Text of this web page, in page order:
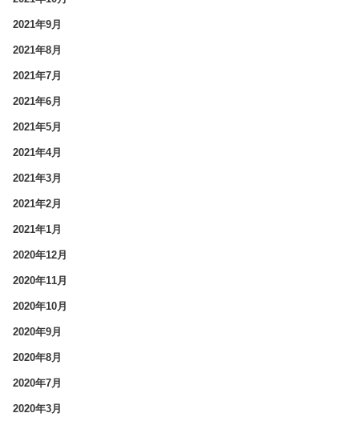
2021年9月
2021年8月
2021年7月
2021年6月
2021年5月
2021年4月
2021年3月
2021年2月
2021年1月
2020年12月
2020年11月
2020年10月
2020年9月
2020年8月
2020年7月
2020年3月